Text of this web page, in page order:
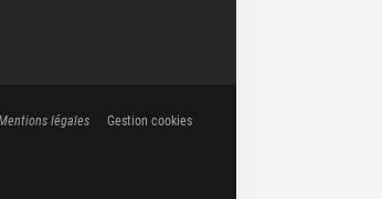
légales Gestion cookies